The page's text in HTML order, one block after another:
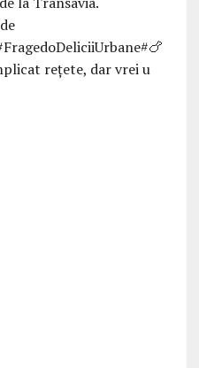
rețete, dar vrei u